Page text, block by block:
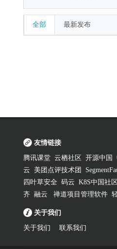
全部 最新发布
友情链接
腾讯课堂 云栖社区 开源中国
云
美团点评技术团
四叶草安全 码云 K8S中国社区
齐 融云 禅道项目管理软件
关于我们
关于我们 联系我们